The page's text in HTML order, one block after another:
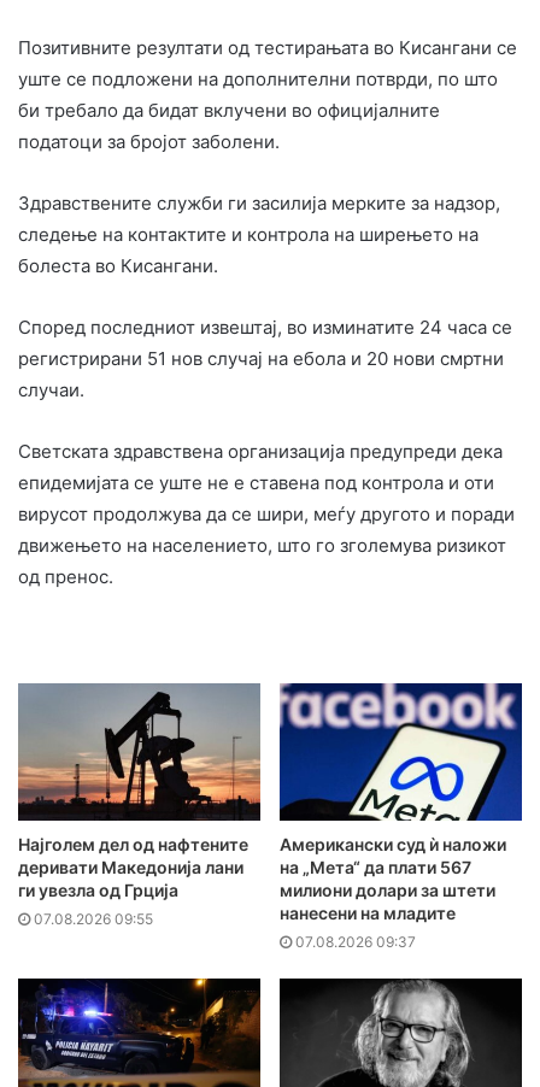
Позитивните резултати од тестирањата во Кисангани се
уште се подложени на дополнителни потврди, по што
би требало да бидат вклучени во официјалните
податоци за бројот заболени.
Здравствените служби ги засилија мерките за надзор,
следење на контактите и контрола на ширењето на
болеста во Кисангани.
Според последниот извештај, во изминатите 24 часа се
регистрирани 51 нов случај на ебола и 20 нови смртни
случаи.
Светската здравствена организација предупреди дека
епидемијата се уште не е ставена под контрола и оти
вирусот продолжува да се шири, меѓу другото и поради
движењето на населението, што го зголемува ризикот
од пренос.
Најголем дел од нафтените
деривати Македонија лани
ги увезла од Грција
07.08.2026 09:55
Американски суд ѝ наложи
на „Мета“ да плати 567
милиони долари за штети
нанесени на младите
07.08.2026 09:37